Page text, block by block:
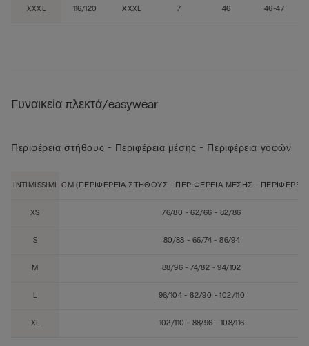
XXXL 116/120 XXXL 7 46 46-47
Γυναικεία πλεκτά/easywear
Περιφέρεια στήθους - Περιφέρεια μέσης - Περιφέρεια γοφών
INTIMISSIMI CM (ΠΕΡΙΦΈΡΕΙΑ ΣΤΉΘΟΥΣ - ΠΕΡΙΦΈΡΕΙΑ ΜΈΣΗΣ -
XS 76/80 - 62/66 - 82/86
S 80/88 - 66/74 - 86/94
M 88/96 - 74/82 - 94/102
L 96/104 - 82/90 - 102/110
XL 102/110 - 88/96 - 108/116